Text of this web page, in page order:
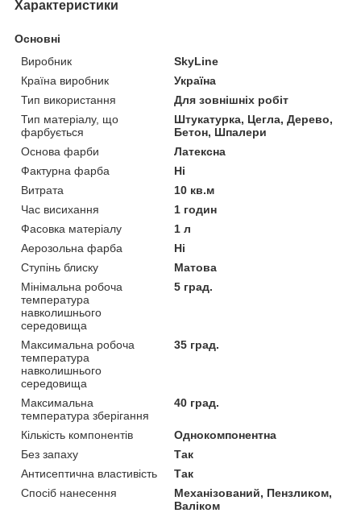
Характеристики
Основні
Виробник
SkyLine
Країна виробник
Україна
Тип використання
Для зовнішніх робіт
Тип матеріалу, що
фарбується
Штукатурка, Цегла, Дерево,
Бетон, Шпалери
Основа фарби
Латексна
Фактурна фарба
Ні
Витрата
10 кв.м
Час висихання
1 годин
Фасовка матеріалу
1 л
Аерозольна фарба
Ні
Ступінь блиску
Матова
Мінімальна робоча
температура
навколишнього
середовища
5 град.
Максимальна робоча
температура
навколишнього
середовища
35 град.
Максимальна
температура зберігання
40 град.
Кількість компонентів
Однокомпонентна
Без запаху
Так
Антисептична властивість
Так
Спосіб нанесення
Механізований, Пензликом,
Валіком